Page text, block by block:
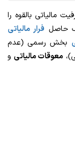
مالیاتی بالقوه را
حاصل فرار مالیاتی
بخش رسمی (عدم
معوقات مالیاتی و